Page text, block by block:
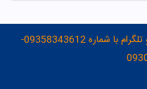
مشاوره رایگان بصورت چت در واتساپ و تلگرام با شماره 09358343612-